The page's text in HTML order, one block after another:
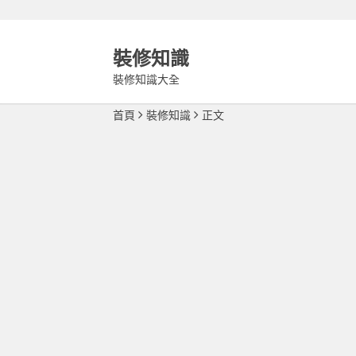
裝修知識
裝修知識大全
首頁 裝修知識 正文